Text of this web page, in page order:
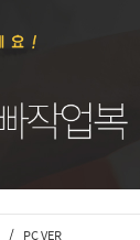
/ PC VER